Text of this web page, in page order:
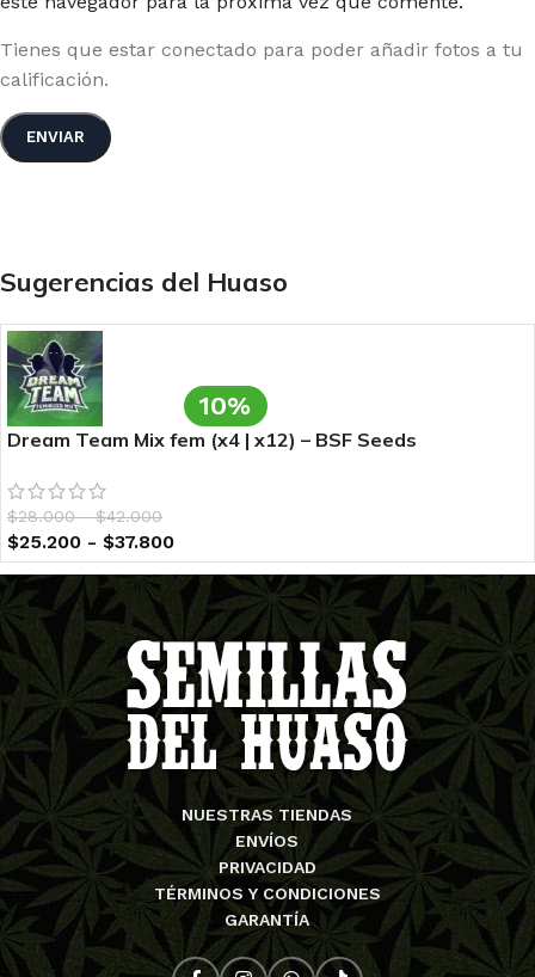
Tienes que estar conectado para poder añadir fotos a tu
calificación.
Sugerencias del Huaso
10%
Dream Team Mix fem (x4 | x12) – BSF Seeds
$28.000 - $42.000
$25.200 - $37.800
NUESTRAS TIENDAS
ENVÍOS
PRIVACIDAD
TÉRMINOS Y CONDICIONES
GARANTÍA